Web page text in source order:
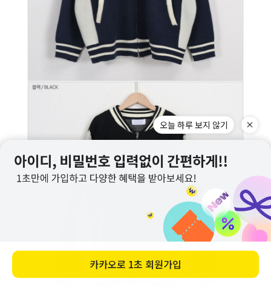
오늘 하루 보지 않기
카카오로 1초 회원가입